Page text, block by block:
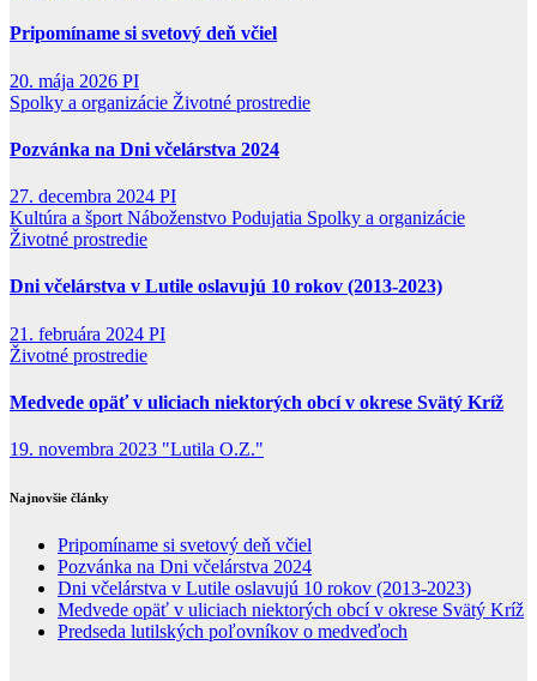
Pripomíname si svetový deň včiel
20. mája 2026 PI
Spolky a organizácie Životné prostredie
Pozvánka na Dni včelárstva 2024
27. decembra 2024 PI
Kultúra a šport Náboženstvo Podujatia Spolky a organizácie
Životné prostredie
Dni včelárstva v Lutile oslavujú 10 rokov (2013-2023)
21. februára 2024 PI
Životné prostredie
Medvede opäť v uliciach niektorých obcí v okrese Svätý Kríž
19. novembra 2023 "Lutila O.Z."
Najnovšie články
Pripomíname si svetový deň včiel
Pozvánka na Dni včelárstva 2024
Dni včelárstva v Lutile oslavujú 10 rokov (2013-2023)
Medvede opäť v uliciach niektorých obcí v okrese Svätý Kríž
Predseda lutilských poľovníkov o medveďoch